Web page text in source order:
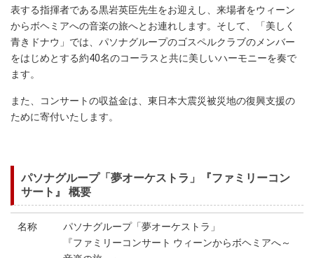
表する指揮者である黒岩英臣先生をお迎えし、来場者をウィーン
からボヘミアへの音楽の旅へとお連れします。そして、「美しく
青きドナウ」では、パソナグループのゴスペルクラブのメンバー
をはじめとする約40名のコーラスと共に美しいハーモニーを奏で
ます。
また、コンサートの収益金は、東日本大震災被災地の復興支援の
ために寄付いたします。
パソナグループ「夢オーケストラ」『ファミリーコン
サート』 概要
名称
パソナグループ「夢オーケストラ」
『ファミリーコンサート ウィーンからボヘミアへ～